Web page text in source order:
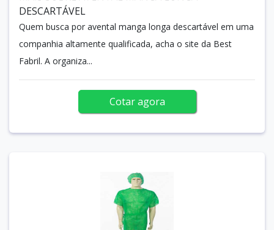
DESCARTÁVEL
Quem busca por avental manga longa descartável em uma
companhia altamente qualificada, acha o site da Best
Fabril. A organiza...
Cotar agora